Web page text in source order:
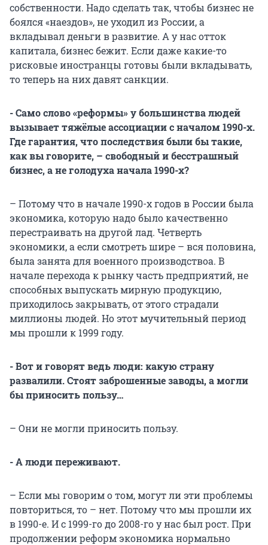
собственности. Надо сделать так, чтобы бизнес не
боялся «наездов», не уходил из России, а
вкладывал деньги в развитие. А у нас отток
капитала, бизнес бежит. Если даже какие-то
рисковые иностранцы готовы были вкладывать,
то теперь на них давят санкции.
- Само слово «реформы» у большинства людей
вызывает тяжёлые ассоциации с началом 1990-х.
Где гарантия, что последствия были бы такие,
как вы говорите, – свободный и бесстрашный
бизнес, а не голодуха начала 1990-х?
– Потому что в начале 1990-х годов в России была
экономика, которую надо было качественно
перестраивать на другой лад. Четверть
экономики, а если смотреть шире – вся половина,
была занята для военного производствоа. В
начале перехода к рынку часть предприятий, не
способных выпускать мирную продукцию,
приходилось закрывать, от этого страдали
миллионы людей. Но этот мучительный период
мы прошли к 1999 году.
- Вот и говорят ведь люди: какую страну
развалили. Стоят заброшенные заводы, а могли
бы приносить пользу…
– Они не могли приносить пользу.
- А люди переживают.
– Если мы говорим о том, могут ли эти проблемы
повториться, то – нет. Потому что мы прошли их
в 1990-е. И с 1999-го до 2008-го у нас был рост. При
продолжении реформ экономика нормально